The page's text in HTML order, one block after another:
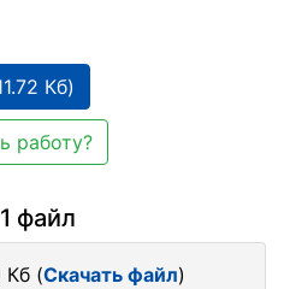
Кб)
работу?
файл
(Скачать файл)